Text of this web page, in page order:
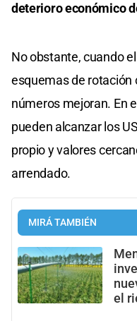
deterioro económico
No obstante, cuando
esquemas de rotación
números mejoran. En
pueden alcanzar los
propio y valores
arrendado.
MIRÁ TAMBIÉN
el